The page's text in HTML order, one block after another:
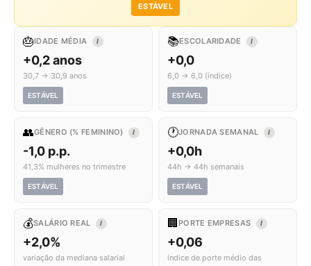
ESTÁVEL
🎂IDADE MÉDIA I
+0,2 anos
30,7 → 30,9 anos
ESTÁVEL
📚ESCOLARIDADE I
+0,0
6,0 → 6,0 (índice)
ESTÁVEL
👥GÊNERO (% FEMININO) I
-1,0 p.p.
41,3% mulheres no trimestre
ESTÁVEL
🕐JORNADA SEMANAL I
+0,0h
44h → 44h semanais
ESTÁVEL
💰SALÁRIO REAL I
+2,0%
variação da mediana salarial
🏢 PORTE EMPRESAS I
+0,06
índice de porte médio das